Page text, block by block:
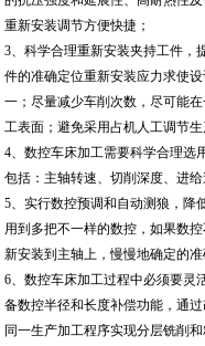
重新安装调节方便快捷；
3、科学合理重新安装夹持工件，
件的准确定位重新安装应力求使
一；尽量减少车削次数，尽可能
工表面；避免采用占机人工调节
4、数控车床加工需要科学合理选
包括：主轴转速、切削深度、进给
5、实行数控预调和自动测狼，降
用到多把不一样的数控，如果数
新安装到主轴上，慢慢地确定的准
6、数控车床加工过程中必须要灵
备数控半径和长度补偿功能，通
同一生产加工程序实现分层铣削